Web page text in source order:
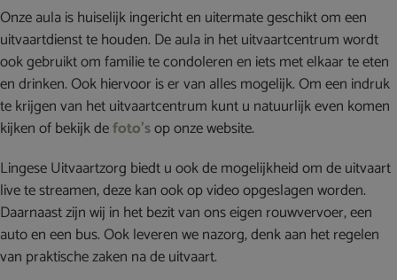
Onze aula is huiselijk ingericht en uitermate geschikt om een
uitvaartdienst te houden. De aula in het uitvaartcentrum wordt
ook gebruikt om familie te condoleren en iets met elkaar te eten
en drinken. Ook hiervoor is er van alles mogelijk. Om een indruk
te krijgen van het uitvaartcentrum kunt u natuurlijk even komen
kijken of bekijk defoto’sop onze website.
Lingese Uitvaartzorg biedt u ook de mogelijkheid om de uitvaart
live te streamen, deze kan ook op video opgeslagen worden.
Daarnaast zijn wij in het bezit van ons eigen rouwvervoer, een
auto en een bus. Ook leveren we nazorg, denk aan het regelen
van praktische zaken na de uitvaart.